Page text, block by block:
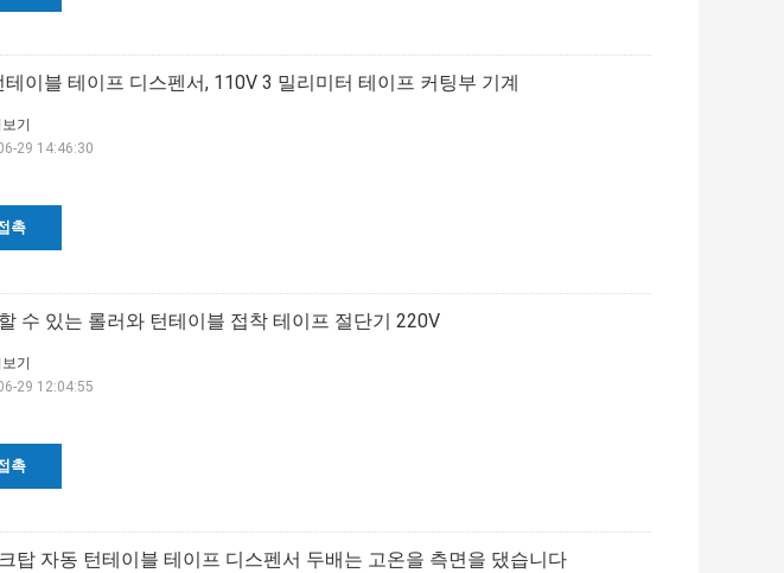
테이블 테이프 디스펜서, 110V 3 밀리미터 테이프 커팅부 기계
촉
기
29 14:46:30
수 있는 롤러와 턴테이블 접착 테이프 절단기 220V
촉
기
29 12:04:55
탑 자동 턴테이블 테이프 디스펜서 두배는 고온을 측면을 댔습니다